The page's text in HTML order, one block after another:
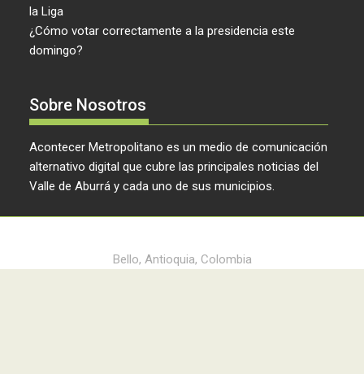
la Liga
¿Cómo votar correctamente a la presidencia este
domingo?
Sobre Nosotros
Acontecer Metropolitano es un medio de comunicación
alternativo digital que cubre las principales noticias del
Valle de Aburrá y cada uno de sus municipios.
Bello, Antioquia, Colombia